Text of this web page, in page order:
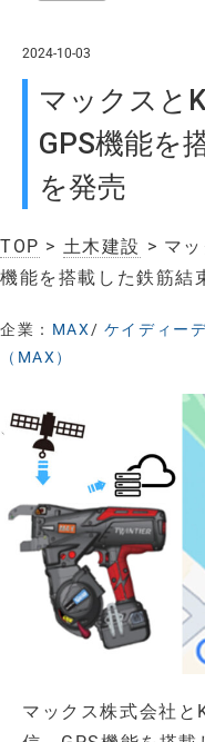
2024-10-03
マックスと
GPS機能を
を発売
TOP > 土木建設 > マ
機能を搭載した鉄筋結
企業： MAX/ ケイディー
（MAX）
マックス株式会社と